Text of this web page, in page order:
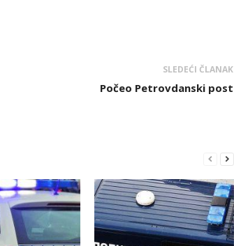
SLEDEĆI ČLANAK
Počeo Petrovdanski post